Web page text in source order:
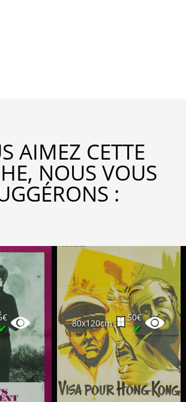
AIMEZ CETTE
NOUS VOUS
:
80x120cm
50€
✔